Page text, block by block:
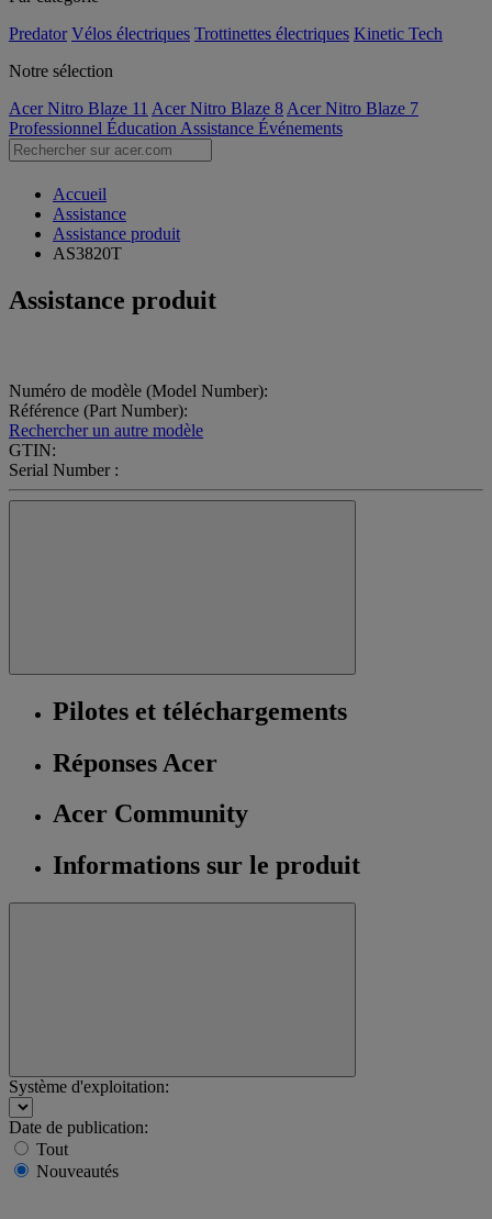
Predator Vélos électriques Trottinettes électriques Kinetic Tech
Notre sélection
Acer Nitro Blaze 11 Acer Nitro Blaze 8 Acer Nitro Blaze 7
Professionnel Éducation Assistance Événements
Accueil
Assistance
Assistance produit
AS3820T
Assistance produit
Numéro de modèle (Model Number):
Référence (Part Number):
Rechercher un autre modèle
GTIN:
Serial Number :
Pilotes et téléchargements
Réponses Acer
Acer Community
Informations sur le produit
Système d'exploitation:
Date de publication:
Tout
Nouveautés